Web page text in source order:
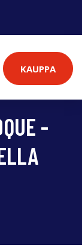
KAUPPA
-